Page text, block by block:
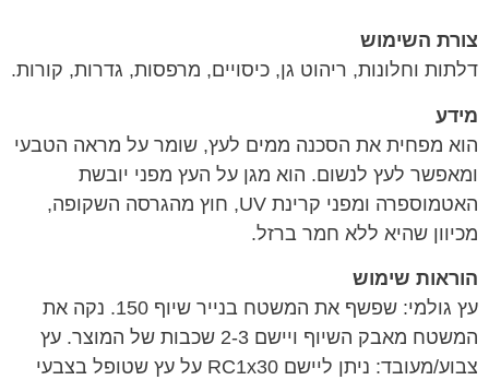
צורת השימוש
דלתות וחלונות, ריהוט גן, כיסויים, מרפסות, גדרות, קורות.
מידע
הוא מפחית את הסכנה ממים לעץ, שומר על מראה הטבעי
ומאפשר לעץ לנשום. הוא מגן על העץ מפני יובשת
האטמוספרה ומפני קרינת UV, חוץ מהגרסה השקופה,
מכיוון שהיא ללא חמר ברזל.
הוראות שימוש
עץ גולמי: שפשף את המשטח בנייר שיוף 150. נקה את
המשטח מאבק השיוף ויישם 2-3 שכבות של המוצר. עץ
צבוע/מעובד: ניתן ליישם RC1x30 על עץ שטופל בצבעי